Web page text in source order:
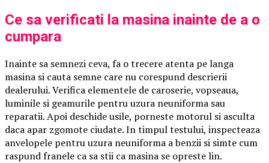
Ce sa verificati la masina inainte de a o
cumpara
Inainte sa semnezi ceva, fa o trecere atenta pe langa
masina si cauta semne care nu corespund descrierii
dealerului. Verifica elementele de caroserie, vopseaua,
luminile si geamurile pentru uzura neuniforma sau
reparatii. Apoi deschide usile, porneste motorul si asculta
daca apar zgomote ciudate. In timpul testului, inspecteaza
anvelopele pentru uzura neuniforma a benzii si simte cum
raspund franele ca sa stii ca masina se opreste lin.